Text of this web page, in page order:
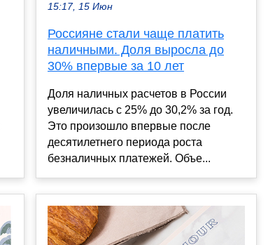
15:17, 15 Июн
Россияне стали чаще платить
наличными. Доля выросла до
30% впервые за 10 лет
Доля наличных расчетов в России
увеличилась с 25% до 30,2% за год.
Это произошло впервые после
десятилетнего периода роста
безналичных платежей. Объе...